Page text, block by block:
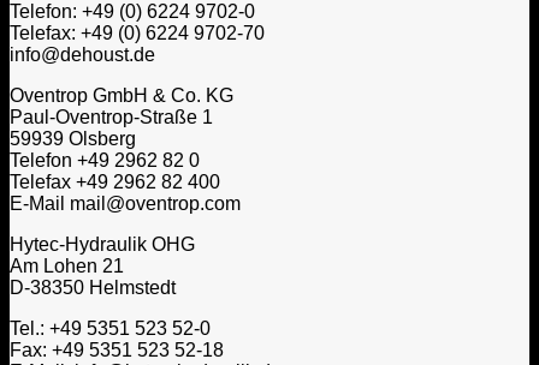
Telefon: +49 (0) 6224 9702-0
Telefax: +49 (0) 6224 9702-70
info@dehoust.de
Oventrop GmbH & Co. KG
Paul-Oventrop-Straße 1
59939 Olsberg
Telefon +49 2962 82 0
Telefax +49 2962 82 400
E-Mail mail@oventrop.com
Hytec-Hydraulik OHG
Am Lohen 21
D-38350 Helmstedt
Tel.: +49 5351 523 52-0
Fax: +49 5351 523 52-18